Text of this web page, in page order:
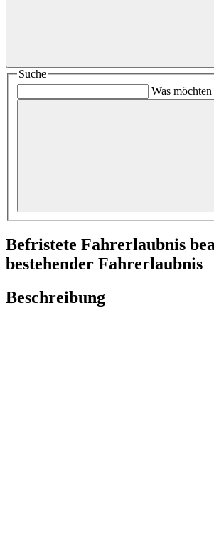
Suche
Was
Befristete Fahrerlaubnis
bestehender Fahrerlaubnis
Beschreibung